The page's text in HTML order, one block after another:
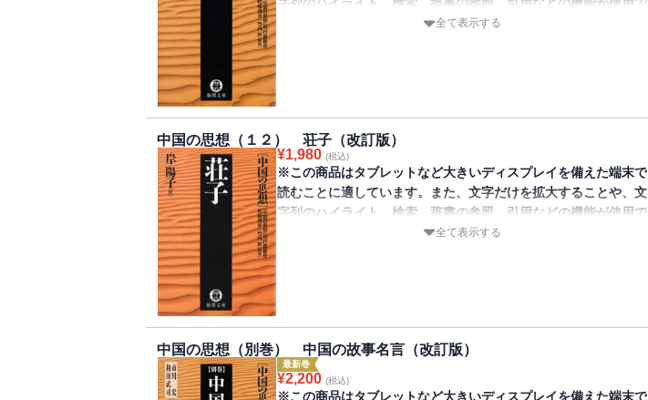
５世紀にわたる魯国の治乱興亡と、その根底をなすさまざまな人
間の原型を活写し、当時の社会制度、文化、風習を通して歴史の
中で揺れ動く人間模様を描く。古来、君主の必読書とされてき
た。
全て表示する
中国の思想（１２） 荘子（改訂版）
¥1,980 (税込)
※この商品はタブレットなど大きいディスプレイを備えた端末で
読むことに適しています。また、文字だけを拡大することや、文
字列のハイライト、検索、辞書の参照、引用などの機能が使用で
って、ひとを活かしも殺しもする毒薬に等しい―。この世の中
に、確かなものなどなにひとつありはしない。だからこそ、可能
性は無限大なのだ。荘子にいざなわれて、さまざまなとらわれか
らおのれを解き放ち、現実と向き合う。それを新たなる価値創造
全て表示する
中国の思想（別巻） 中国の故事名言（改訂版）
最新巻
¥2,200 (税込)
※この商品はタブレットなど大きいディスプレイを備えた端末で